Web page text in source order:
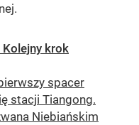
Kolejny krok
spacer
stacji Tiangong.
Niebiańskim